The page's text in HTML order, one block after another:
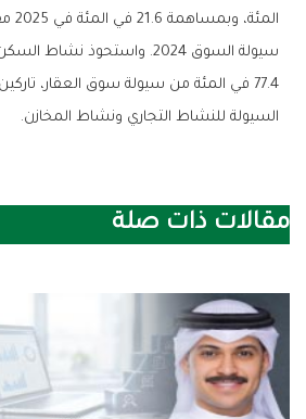
سيولة السوق 2024. واستحوذ
السيولة للنشاط التجاري ونشاط المخازن.
مقالات ذات صلة